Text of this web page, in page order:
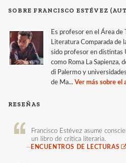
SOBRE FRANCISCO ESTÉVEZ
Es profesor en el Área de
Literatura Comparada de
sido profesor en distintas
como Roma La Sapienza,
di Palermo y
de Ma... Ver más sobre el
RESEÑAS
Francisco Estévez asume
un libro de crítica literaria.
—ENCUENTROS DE LECTURAS